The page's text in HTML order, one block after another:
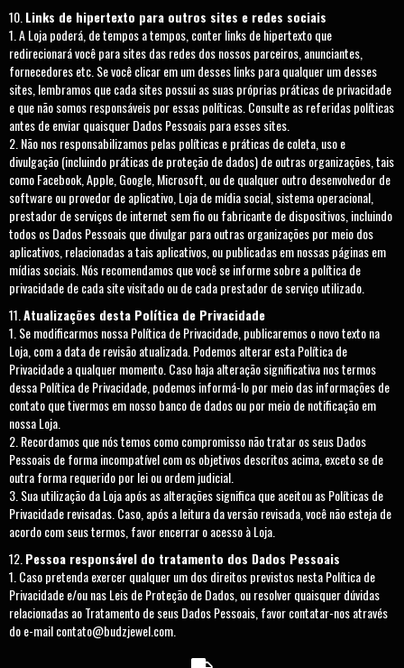
Links de hipertexto para outros sites e redes sociais
A Loja poderá, de tempos a tempos, conter links de hipertexto que
redirecionará você para sites das redes dos nossos parceiros, anunciantes,
fornecedores etc. Se você clicar em um desses links para qualquer um desses
sites, lembramos que cada sites possui as suas próprias práticas de privacidade
e que não somos responsáveis por essas políticas. Consulte as referidas políticas
antes de enviar quaisquer Dados Pessoais para esses sites.
Não nos responsabilizamos pelas políticas e práticas de coleta, uso e
divulgação (incluindo práticas de proteção de dados) de outras organizações, tais
como Facebook, Apple, Google, Microsoft, ou de qualquer outro desenvolvedor de
software ou provedor de aplicativo, Loja de mídia social, sistema operacional,
prestador de serviços de internet sem fio ou fabricante de dispositivos, incluindo
todos os Dados Pessoais que divulgar para outras organizações por meio dos
aplicativos, relacionadas a tais aplicativos, ou publicadas em nossas páginas em
mídias sociais. Nós recomendamos que você se informe sobre a política de
privacidade de cada site visitado ou de cada prestador de serviço utilizado.
Atualizações desta Política de Privacidade
Se modificarmos nossa Política de Privacidade, publicaremos o novo texto na
Loja, com a data de revisão atualizada. Podemos alterar esta Política de
Privacidade a qualquer momento. Caso haja alteração significativa nos termos
dessa Política de Privacidade, podemos informá-lo por meio das informações de
contato que tivermos em nosso banco de dados ou por meio de notificação em
nossa Loja.
Recordamos que nós temos como compromisso não tratar os seus Dados
Pessoais de forma incompatível com os objetivos descritos acima, exceto se de
outra forma requerido por lei ou ordem judicial.
Sua utilização da Loja após as alterações significa que aceitou as Políticas de
Privacidade revisadas. Caso, após a leitura da versão revisada, você não esteja de
acordo com seus termos, favor encerrar o acesso à Loja.
Pessoa responsável do tratamento dos Dados Pessoais
Caso pretenda exercer qualquer um dos direitos previstos nesta Política de
Privacidade e/ou nas Leis de Proteção de Dados, ou resolver quaisquer dúvidas
relacionadas ao Tratamento de seus Dados Pessoais, favor contatar-nos através
do e-mailcontato@budzjewel.com